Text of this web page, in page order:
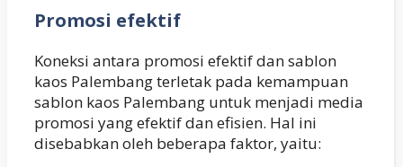
Promosi efektif
Koneksi antara promosi efektif dan sablon
kaos Palembang terletak pada kemampuan
sablon kaos Palembang untuk menjadi media
promosi yang efektif dan efisien. Hal ini
disebabkan oleh beberapa faktor, yaitu: